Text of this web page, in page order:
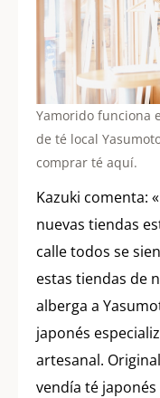
Yamorido funciona
de té local
comprar té aquí.
Kazuki comenta:
nuevas tiendas
calle todos se
estas tiendas de
alberga a
japonés
artesanal.
vendía té